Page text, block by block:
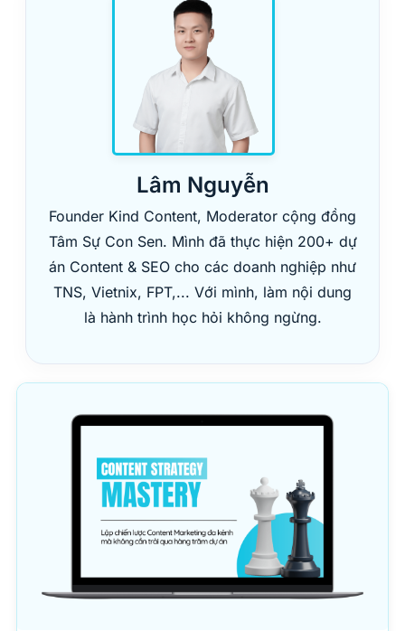
Lâm Nguyễn
Founder Kind Content, Moderator cộng đồng
Tâm Sự Con Sen. Mình đã thực hiện 200+ dự
án Content & SEO cho các doanh nghiệp như
TNS, Vietnix, FPT,... Với mình, làm nội dung
là hành trình học hỏi không ngừng.